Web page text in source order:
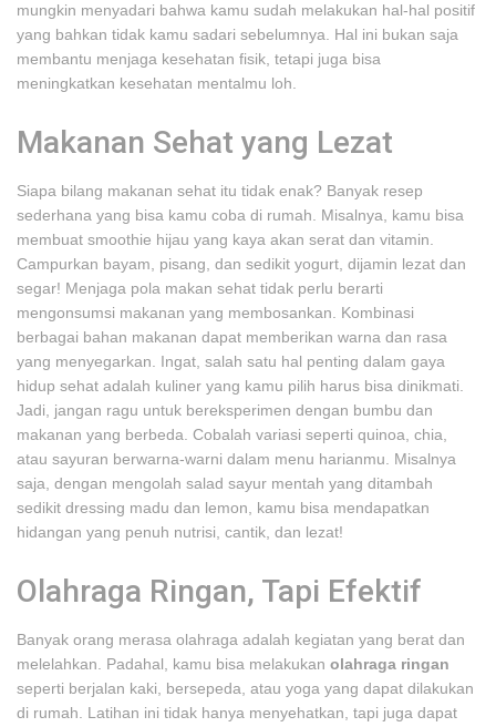
mungkin menyadari bahwa kamu sudah melakukan hal-hal positif
yang bahkan tidak kamu sadari sebelumnya. Hal ini bukan saja
membantu menjaga kesehatan fisik, tetapi juga bisa
meningkatkan kesehatan mentalmu loh.
Makanan Sehat yang Lezat
Siapa bilang makanan sehat itu tidak enak? Banyak resep
sederhana yang bisa kamu coba di rumah. Misalnya, kamu bisa
membuat smoothie hijau yang kaya akan serat dan vitamin.
Campurkan bayam, pisang, dan sedikit yogurt, dijamin lezat dan
segar! Menjaga pola makan sehat tidak perlu berarti
mengonsumsi makanan yang membosankan. Kombinasi
berbagai bahan makanan dapat memberikan warna dan rasa
yang menyegarkan. Ingat, salah satu hal penting dalam gaya
hidup sehat adalah kuliner yang kamu pilih harus bisa dinikmati.
Jadi, jangan ragu untuk bereksperimen dengan bumbu dan
makanan yang berbeda. Cobalah variasi seperti quinoa, chia,
atau sayuran berwarna-warni dalam menu harianmu. Misalnya
saja, dengan mengolah salad sayur mentah yang ditambah
sedikit dressing madu dan lemon, kamu bisa mendapatkan
hidangan yang penuh nutrisi, cantik, dan lezat!
Olahraga Ringan, Tapi Efektif
Banyak orang merasa olahraga adalah kegiatan yang berat dan
melelahkan. Padahal, kamu bisa melakukan olahraga ringan
seperti berjalan kaki, bersepeda, atau yoga yang dapat dilakukan
di rumah. Latihan ini tidak hanya menyehatkan, tapi juga dapat